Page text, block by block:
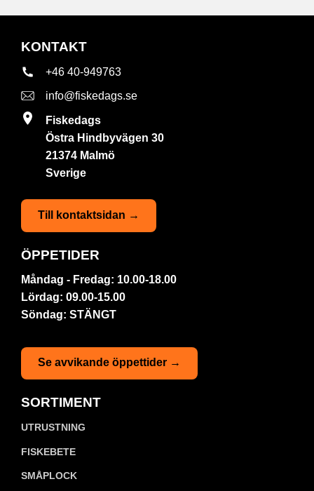
KONTAKT
+46 40-949763
info@fiskedags.se
Fiskedags
Östra Hindbyvägen 30
21374 Malmö
Sverige
Till kontaktsidan →
ÖPPETIDER
Måndag - Fredag: 10.00-18.00
Lördag: 09.00-15.00
Söndag: STÄNGT
Se avvikande öppettider →
SORTIMENT
UTRUSTNING
FISKEBETE
SMÅPLOCK